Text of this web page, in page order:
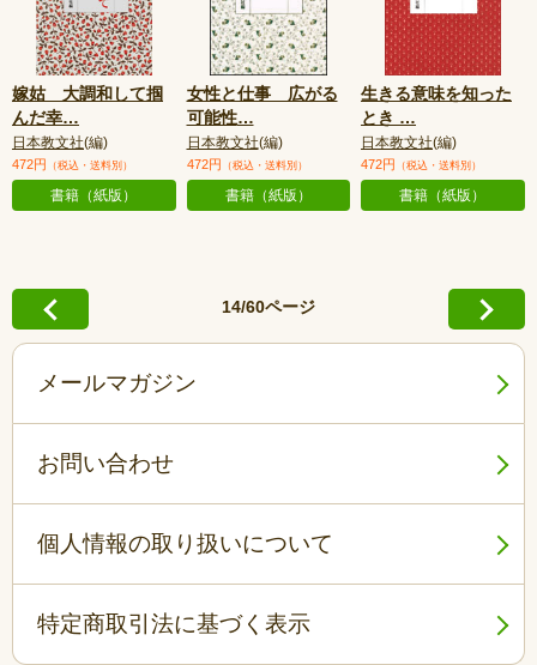
嫁姑 大調和して掴
んだ幸…
日本教文社(編)
472円 （税込・送料別）
書籍（紙版）
女性と仕事 広がる
可能性…
日本教文社(編)
472円 （税込・送料別）
書籍（紙版）
生きる意味を知った
とき …
日本教文社(編)
472円 （税込・送料別）
書籍（紙版）
14/60ページ
メールマガジン
お問い合わせ
個人情報の取り扱いについて
特定商取引法に基づく表示